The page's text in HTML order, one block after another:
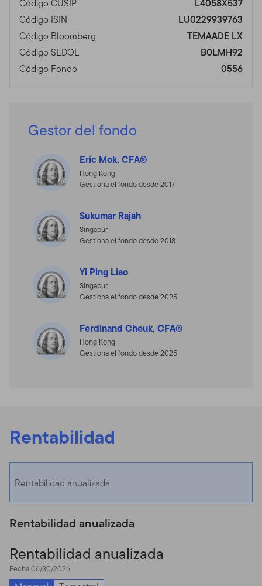
Código CUSIP
L4058X537
Código ISIN
LU0229939763
Código Bloomberg
TEMAADE LX
Código SEDOL
B0LMH92
Código Fondo
0556
Gestor del fondo
Eric Mok, CFA®
Hong Kong
Gestiona el fondo desde 2017
Sukumar Rajah
Singapur
Gestiona el fondo desde 2018
Yi Ping Liao
Singapur
Gestiona el fondo desde 2025
Ferdinand Cheuk, CFA®
Hong Kong
Gestiona el fondo desde 2025
Rentabilidad
Rentabilidad anualizada
Rentabilidad anualizada
Rentabilidad anualizada
Fecha 06/30/2026